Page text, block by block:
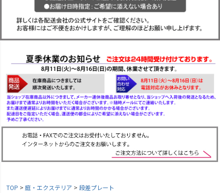
TOP 庭・エクステリア
段差プレート